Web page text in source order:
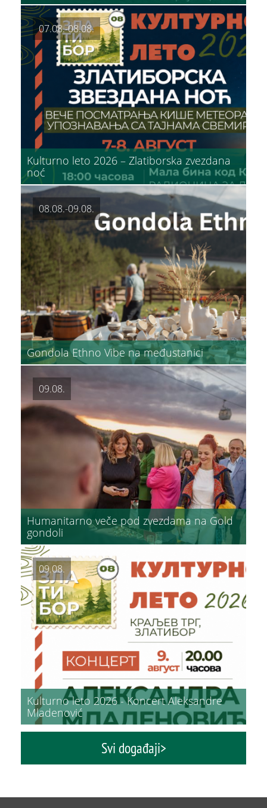
ŠTA
VIDETI PREPORUČUJEMO
Dino park
VIDETI PREPORUČUJEMO
Multimedijalna fontana
07.08.-08.08.
Kulturno leto 2026 – Zlatiborska zvezdana
noć
08.08.-09.08.
Gondola Ethno Vibe na međustanici
09.08.
Humanitarno veče pod zvezdama na Gold
gondoli
09.08.
Kulturno leto 2026 - Koncert Aleksandre
Mladenović
Svi događaji>